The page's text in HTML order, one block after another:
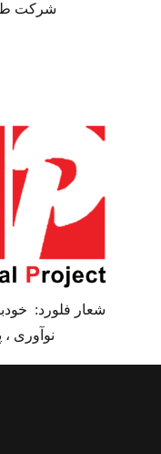
شرکت
شعار فلورد: